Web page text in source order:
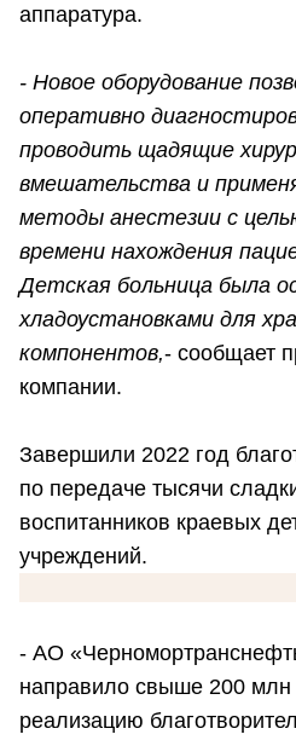
аппаратура.
- Новое оборудование
оперативно
проводить щадящие
вмешательства и
методы анестезии с
времени нахождения
Детская больница была
хладоустановками для
компонентов,- сообщает
компании.
Завершили 2022 год
по передаче тысячи
воспитанников краевых
учреждений.
- АО
направило свыше 200 млн
реализацию